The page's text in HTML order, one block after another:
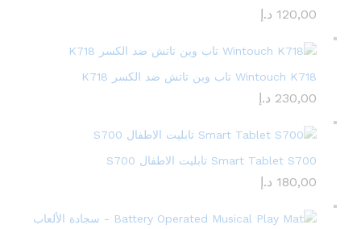
120,00 د.إ
Wintouch K718 تاب وين تاتش ضد الكسر K718
230,00 د.إ
Smart Tablet S700 تابليت الاطفال S700
180,00 د.إ